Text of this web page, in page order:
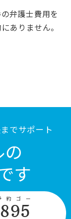
弁護士費用を
ありません。
でサポート
す
ゴー